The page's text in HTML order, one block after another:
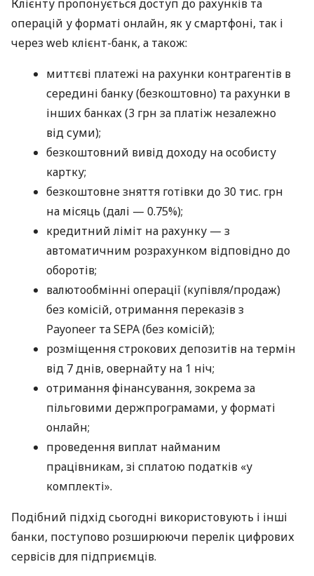
Клієнту пропонується доступ до рахунків та
операцій у форматі онлайн, як у смартфоні, так і
через web клієнт-банк, а також:
миттєві платежі на рахунки контрагентів в
середині банку (безкоштовно) та рахунки в
інших банках (3 грн за платіж незалежно
від суми);
безкоштовний вивід доходу на особисту
картку;
безкоштовне зняття готівки до 30 тис. грн
на місяць (далі — 0.75%);
кредитний ліміт на рахунку — з
автоматичним розрахунком відповідно до
оборотів;
валютообмінні операції (купівля/продаж)
без комісій, отримання переказів з
Payoneer та SEPA (без комісій);
розміщення строкових депозитів на термін
від 7 днів, овернайту на 1 ніч;
отримання фінансування, зокрема за
пільговими держпрограмами, у форматі
онлайн;
проведення виплат найманим
працівникам, зі сплатою податків «у
комплекті».
Подібний підхід сьогодні використовують і інші
банки, поступово розширюючи перелік цифрових
сервісів для підприємців.